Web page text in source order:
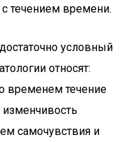
течением времени.
условный
относят:
временем течение
самочувствия и